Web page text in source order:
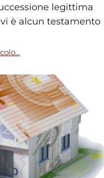
legittima
è alcun testamento